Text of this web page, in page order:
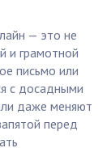
— это не
и грамотной
письмо или
с досадными
даже меняют
перед